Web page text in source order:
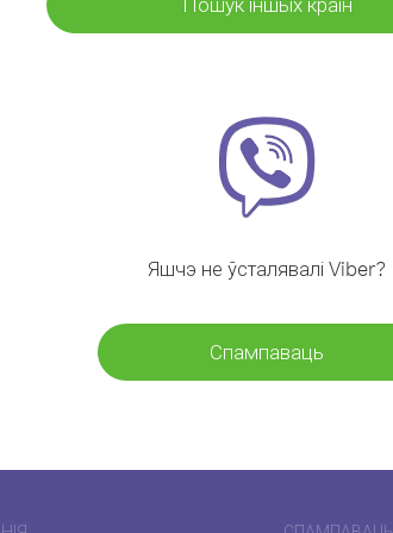
Яшчэ не ўсталявалі Viber?
Спампаваць